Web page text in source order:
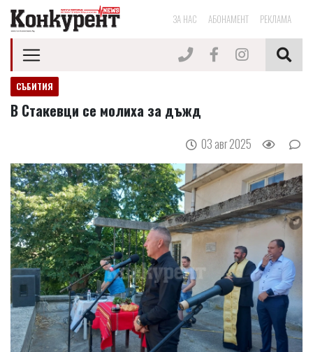
ЗА НАС АБОНАМЕНТ РЕКЛАМА
СЪБИТИЯ
В Стакевци се молиха за дъжд
03 авг 2025